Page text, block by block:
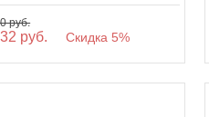
руб.
руб. Скидка 5%